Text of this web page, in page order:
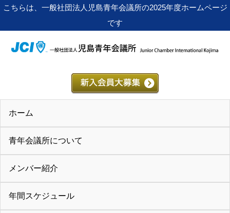
こちらは、一般社団法人児島青年会議所の2025年度ホームページ
です
ホーム
青年会議所について
メンバー紹介
年間スケジュール